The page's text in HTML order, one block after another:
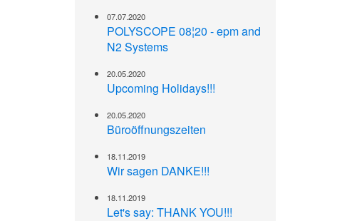
07.07.2020
POLYSCOPE 08¦20 - epm and
N2 Systems
20.05.2020
Upcoming Holidays!!!
20.05.2020
Büroöffnungszeiten
18.11.2019
Wir sagen DANKE!!!
18.11.2019
Let's say: THANK YOU!!!